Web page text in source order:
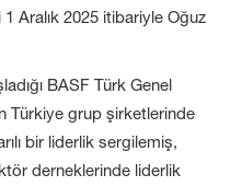
Aralık 2025 itibariyle Oğuz
BASF Türk Genel
Türkiye grup şirketlerinde
bir liderlik sergilemiş,
derneklerinde liderlik